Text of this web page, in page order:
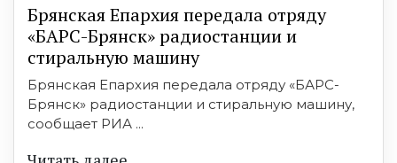
Брянская Епархия передала отряду
«БАРС-Брянск» радиостанции и
стиральную машину
Брянская Епархия передала отряду «БАРС-
Брянск» радиостанции и стиральную машину,
сообщает РИА ...